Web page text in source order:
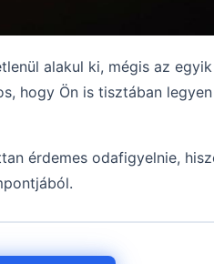
alakul ki, mégis az
hogy Ön is tisztában
érdemes odafigyelnie,